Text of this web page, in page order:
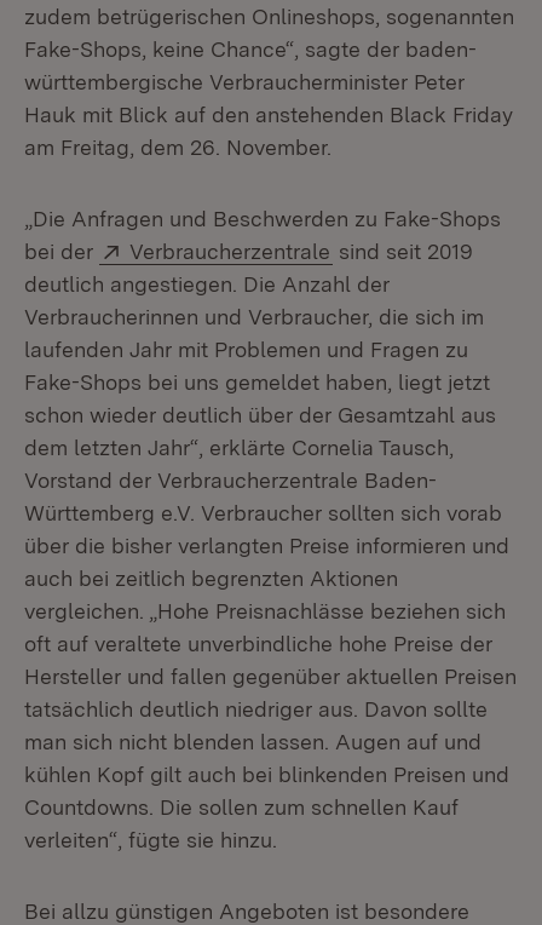
zudem betrügerischen Onlineshops, sogenannten
Fake-Shops, keine Chance“, sagte der baden-
württembergische Verbraucherminister Peter
Hauk mit Blick auf den anstehenden Black Friday
am Freitag, dem 26. November.
„Die Anfragen und Beschwerden zu Fake-Shops
bei der
Extern:
Verbraucherzentrale (Öffnet in neuem
sind seit 2019
deutlich angestiegen. Die Anzahl der
Verbraucherinnen und Verbraucher, die sich im
laufenden Jahr mit Problemen und Fragen zu
Fake-Shops bei uns gemeldet haben, liegt jetzt
schon wieder deutlich über der Gesamtzahl aus
dem letzten Jahr“, erklärte Cornelia Tausch,
Vorstand der Verbraucherzentrale Baden-
Württemberg e.V. Verbraucher sollten sich vorab
über die bisher verlangten Preise informieren und
auch bei zeitlich begrenzten Aktionen
vergleichen. „Hohe Preisnachlässe beziehen sich
oft auf veraltete unverbindliche hohe Preise der
Hersteller und fallen gegenüber aktuellen Preisen
tatsächlich deutlich niedriger aus. Davon sollte
man sich nicht blenden lassen. Augen auf und
kühlen Kopf gilt auch bei blinkenden Preisen und
Countdowns. Die sollen zum schnellen Kauf
verleiten“, fügte sie hinzu.
Bei allzu günstigen Angeboten ist besondere